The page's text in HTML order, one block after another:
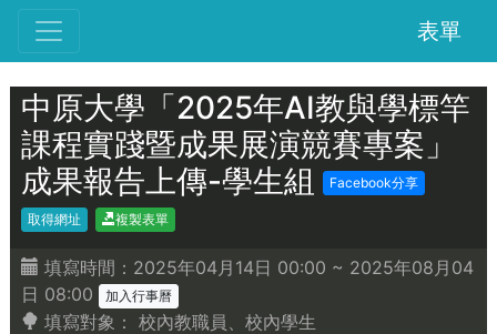
表單
中原大學「2025年AI教與學標竿
課程實踐暨成果展演競賽專案」
成果報告上傳-學生組
Facebook分享
取得網址 複製表單
填寫時間：2025年04月14日 00:00 ~ 2025年08月04
日 08:00
加入行事曆
填寫對象： 校內教職員、校內學生